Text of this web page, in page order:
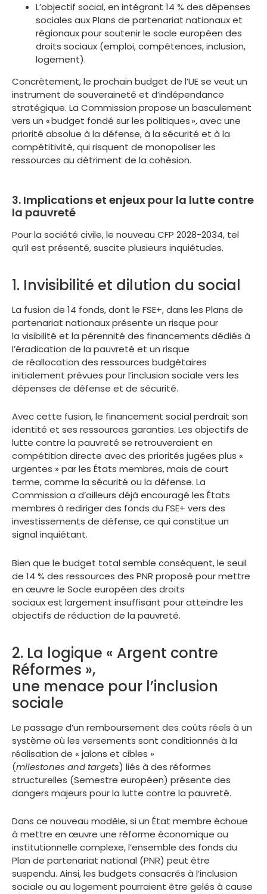
L’objectif social, en intégrant 14 % des dépenses
sociales aux Plans de partenariat nationaux et
régionaux pour soutenir le socle européen des
droits sociaux (emploi, compétences, inclusion,
logement).
Concrètement, le prochain budget de l’UE se veut un
instrument de souveraineté et d’indépendance
stratégique. La Commission propose un basculement
vers un « budget fondé sur les politiques », avec une
priorité absolue à la défense, à la sécurité et à la
compétitivité, qui risquent de monopoliser les
ressources au détriment de la cohésion.
3. Implications et enjeux pour la lutte contre
la pauvreté
Pour la société civile, le nouveau CFP 2028-2034, tel
qu’il est présenté, suscite plusieurs inquiétudes.
1. Invisibilité et dilution du social
La fusion de 14 fonds, dont le FSE+, dans les Plans de
partenariat nationaux présente un risque pour
la visibilité et la pérennité des financements dédiés à
l’éradication de la pauvreté et un risque
de réallocation des ressources budgétaires
initialement prévues pour l’inclusion sociale vers les
dépenses de défense et de sécurité.
Avec cette fusion, le financement social perdrait son
identité et ses ressources garanties. Les objectifs de
lutte contre la pauvreté se retrouveraient en
compétition directe avec des priorités jugées plus «
urgentes » par les États membres, mais de court
terme, comme la sécurité ou la défense. La
Commission a d’ailleurs déjà encouragé les États
membres à rediriger des fonds du FSE+ vers des
investissements de défense, ce qui constitue un
signal inquiétant.
Bien que le budget total semble conséquent, le seuil
de 14 % des ressources des PNR proposé pour mettre
en œuvre le Socle européen des droits
sociaux est largement insuffisant pour atteindre les
objectifs de réduction de la pauvreté.
2. La logique « Argent contre
Réformes »,
une menace pour l’inclusion
sociale
Le passage d’un remboursement des coûts réels à un
système où les versements sont conditionnés à la
réalisation de « jalons et cibles »
(milestones and targets) liés à des réformes
structurelles (Semestre européen) présente des
dangers majeurs pour la lutte contre la pauvreté.
Dans ce nouveau modèle, si un État membre échoue
à mettre en œuvre une réforme économique ou
institutionnelle complexe, l’ensemble des fonds du
Plan de partenariat national (PNR) peut être
suspendu. Ainsi, les budgets consacrés à l’inclusion
sociale ou au logement pourraient être gelés à cause